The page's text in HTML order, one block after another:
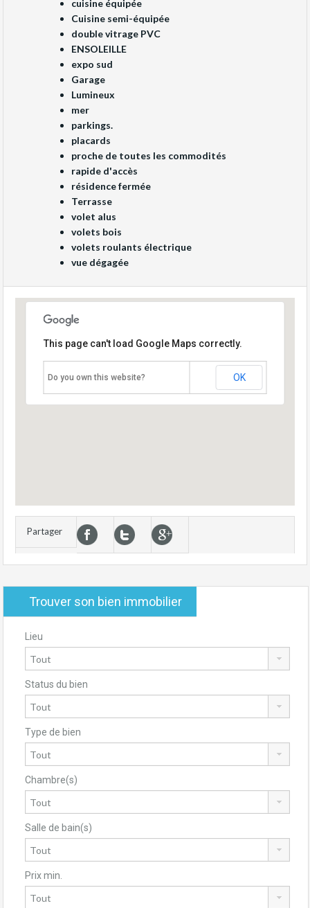
cuisine équipée
Cuisine semi-équipée
double vitrage PVC
ENSOLEILLE
expo sud
Garage
Lumineux
mer
parkings.
placards
proche de toutes les commodités
rapide d'accès
résidence fermée
Terrasse
volet alus
volets bois
volets roulants électrique
vue dégagée
This page can't load Google Maps correctly.
Do you own this website? OK
Partager
Trouver son bien immobilier
Lieu
Status du bien
Type de bien
Chambre(s)
Salle de bain(s)
Prix min.